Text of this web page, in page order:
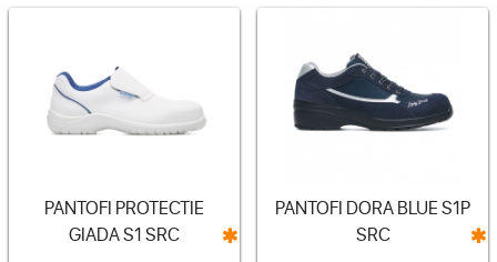
PANTOFI PROTECTIE
GIADA S1 SRC
PANTOFI DORA BLUE S1P
SRC